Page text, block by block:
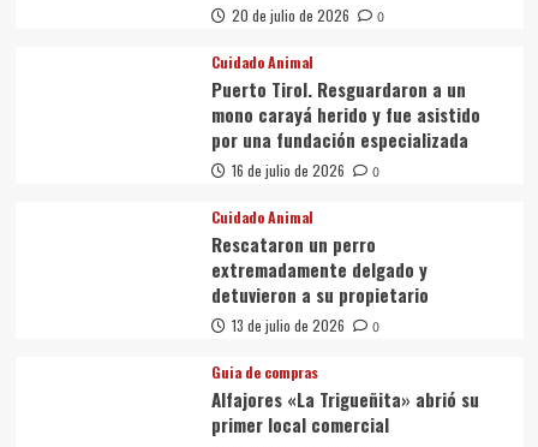
20 de julio de 2026 0
Cuidado Animal
Puerto Tirol. Resguardaron a un
mono carayá herido y fue asistido
por una fundación especializada
16 de julio de 2026 0
Cuidado Animal
Rescataron un perro
extremadamente delgado y
detuvieron a su propietario
13 de julio de 2026 0
Guia de compras
Alfajores «La Trigueñita» abrió su
primer local comercial